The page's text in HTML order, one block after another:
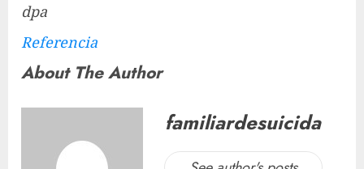
dpa
Referencia
About The Author
familiardesuicida